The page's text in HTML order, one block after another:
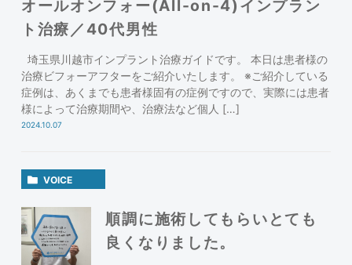
オールオンフォー(All-on-4)インプラン
ト治療／40代男性
埼玉県川越市インプラント治療ガイドです。 本日は患者様の
治療ビフォーアフターをご紹介いたします。 ※ご紹介している
症例は、あくまでも患者様固有の症例ですので、実際には患者
様によって治療期間や、治療法など個人 […]
2024.10.07
VOICE
順調に施術してもらいとても
良くなりました。